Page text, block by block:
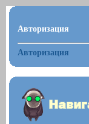
Авторизация
Авторизация